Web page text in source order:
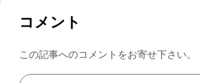
コメント
この記事へのコメントをお寄せ下さい。